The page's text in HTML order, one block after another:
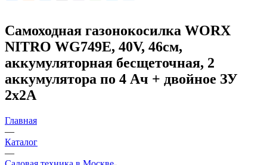
Самоходная газонокосилка WORX
NITRO WG749E, 40V, 46см,
аккумуляторная бесщеточная, 2
аккумулятора по 4 Ач + двойное ЗУ
2x2A
Главная
—
Каталог
—